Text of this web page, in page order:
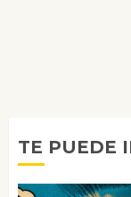
TE PUEDE